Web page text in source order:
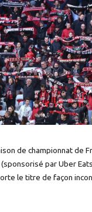
de championnat de
par Uber
le titre de façon